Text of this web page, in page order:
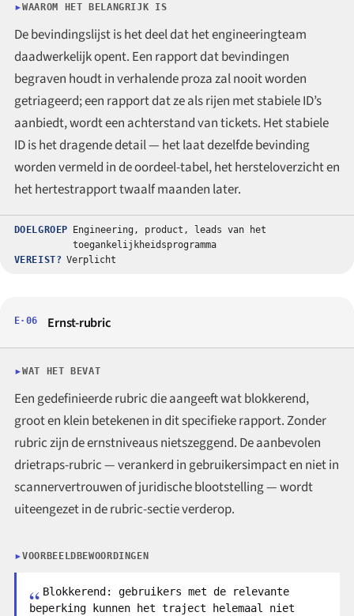
WAAROM HET BELANGRIJK IS
De bevindingslijst is het deel dat het engineeringteam
daadwerkelijk opent. Een rapport dat bevindingen
begraven houdt in verhalende proza zal nooit worden
getriageerd; een rapport dat ze als rijen met stabiele ID’s
aanbiedt, wordt een achterstand van tickets. Het stabiele
ID is het dragende detail — het laat dezelfde bevinding
worden vermeld in de oordeel-tabel, het hersteloverzicht en
het hertestrapport twaalf maanden later.
DOELGROEP Engineering, product, leads van het
toegankelijkheidsprogramma
VEREIST? Verplicht
E·06 Ernst-rubric
WAT HET BEVAT
Een gedefinieerde rubric die aangeeft wat blokkerend,
groot en klein betekenen in dit specifieke rapport. Zonder
rubric zijn de ernstniveaus nietszeggend. De aanbevolen
drietraps-rubric — verankerd in gebruikersimpact en niet in
scannervertrouwen of juridische blootstelling — wordt
uiteengezet in de rubric-sectie verderop.
VOORBEELDBEWOORDINGEN
Blokkerend: gebruikers met de relevante
beperking kunnen het traject helemaal niet